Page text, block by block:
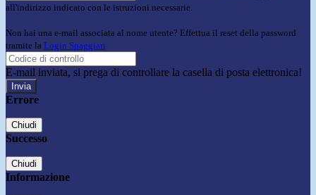
all'indirizzo indicato con le istruzioni necessarie.
Non hai una e-mail associata al nome utente? Effettua il reset della password
tramite la Login Spaggiari
E-mail inviata, si prega di controllare la casella di posta elettronica!
Errore
Chiudi
Successo
Chiudi
Informazione